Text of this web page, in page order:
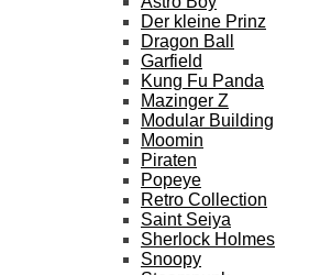
Der kleine Prinz
Dragon Ball
Garfield
Kung Fu Panda
Mazinger Z
Modular Building
Moomin
Piraten
Popeye
Retro Collection
Saint Seiya
Sherlock Holmes
Snoopy